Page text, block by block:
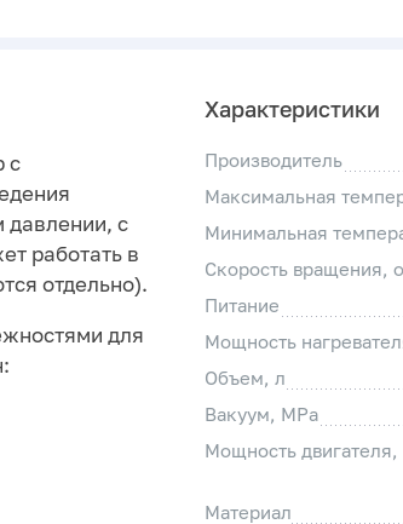
с
давлении, с
работать в
отдельно).
для
Характеристики
Производитель
Максимальная
Минимальная
Скорость вращения,
Питание
Мощность
Объем, л
Вакуум, MPa
Мощность двигателя,
Материал